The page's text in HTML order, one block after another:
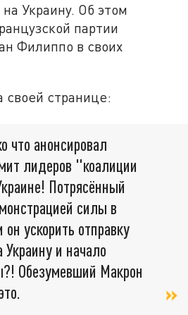
Украину. Об этом
партии
Филиппо в своих
своей странице:
что анонсировал
лидеров "коалиции
Потрясённый
силы в
ускорить отправку
и начало
Обезумевший Макрон